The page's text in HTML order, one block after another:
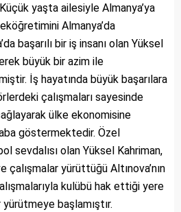
yaşta ailesiyle Almanya’ya
Almanya’da
başarılı bir iş insanı olan Yüksel
büyük bir azim ile
İş hayatında büyük başarılara
çalışmaları sayesinde
ülke ekonomisine
göstermektedir. Özel
sevdalısı olan Yüksel Kahriman,
çalışmalar yürüttüğü Altınova’nın
kulübü hak ettiği yere
başlamıştır.